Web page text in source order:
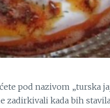
pod nazivom „turska
zadirkivali kada bih